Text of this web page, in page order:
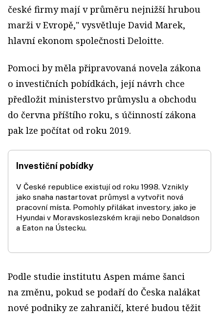
české firmy mají v průměru nejnižší hrubou
marži v Evropě," vysvětluje David Marek,
hlavní ekonom společnosti Deloitte.
Pomoci by měla připravovaná novela zákona
o investičních pobídkách, její návrh chce
předložit ministerstvo průmyslu a obchodu
do června příštího roku, s účinností zákona
pak lze počítat od roku 2019.
Investiční pobídky
V České republice existují od roku 1998. Vznikly
jako snaha nastartovat průmysl a vytvořit nová
pracovní místa. Pomohly přilákat investory, jako je
Hyundai v Moravskoslezském kraji nebo Donaldson
a Eaton na Ústecku.
Podle studie institutu Aspen máme šanci
na změnu, pokud se podaří do Česka nalákat
nové podniky ze zahraničí, které budou těžit